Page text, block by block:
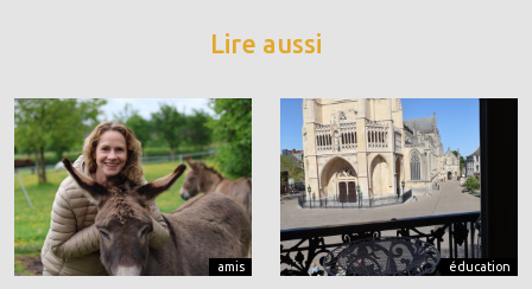
Lire aussi
amis éducation